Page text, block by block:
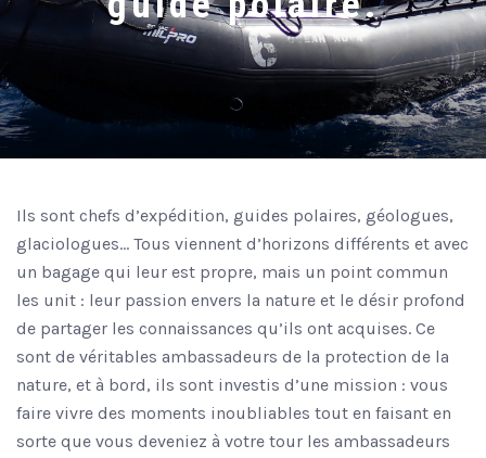
Ils sont chefs d’expédition, guides polaires, géologues,
glaciologues… Tous viennent d’horizons différents et avec
un bagage qui leur est propre, mais un point commun
les unit : leur passion envers la nature et le désir profond
de partager les connaissances qu’ils ont acquises. Ce
sont de véritables ambassadeurs de la protection de la
nature, et à bord, ils sont investis d’une mission : vous
faire vivre des moments inoubliables tout en faisant en
sorte que vous deveniez à votre tour les ambassadeurs